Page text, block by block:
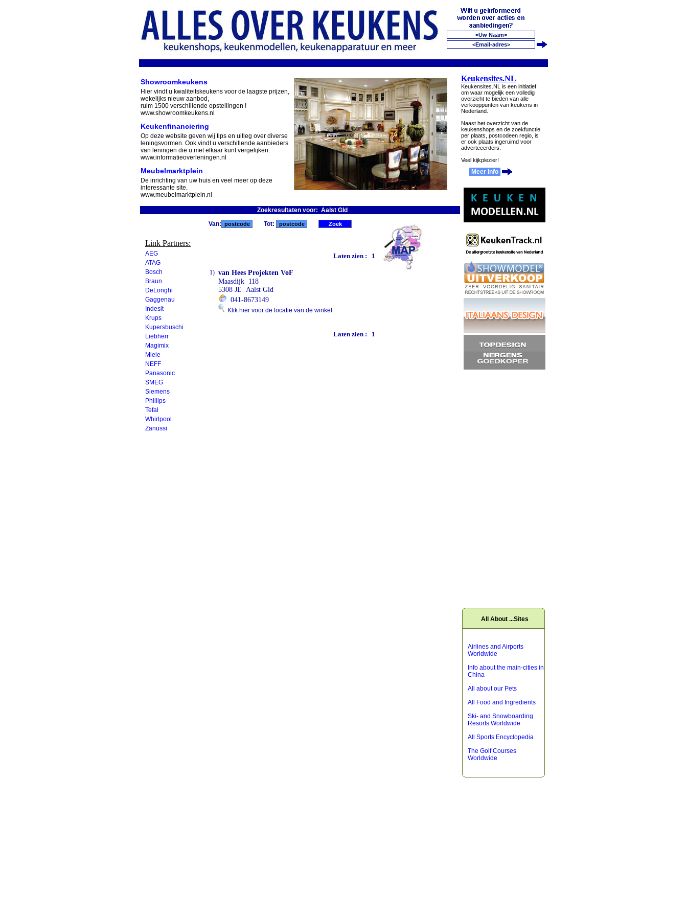
Showroomkeukens
Hier vindt u kwaliteitskeukens voor de laagste prijzen,
wekelijks nieuw aanbod,
ruim 1500 verschillende opstellingen !
www.showroomkeukens.nl
Keukenfinanciering
Op deze website geven wij tips en uitleg over diverse
leningsvormen. Ook vindt u verschillende aanbieders
van leningen die u met elkaar kunt vergelijken.
www.informatieoverleningen.nl
Meubelmarktplein
De inrichting van uw huis en veel meer op deze
interessante site.
www.meubelmarktplein.nl
Zoekresultaten voor: Aalst Gld
Link Partners:
AEG
ATAG
Bosch
Braun
DeLonghi
Gaggenau
Indesit
Krups
Kupersbuschi
Liebherr
Magimix
Miele
NEFF
Panasonic
SMEG
Siemens
Phillips
Tefal
Whirlpool
Zanussi
Van: Tot:
Laten zien : 1
1) van Hees Projekten VoF
Maasdijk 118
5308 JE Aalst Gld
041-8673149
Klik hier voor de locatie van de winkel
Laten zien : 1
Keukensites.NL
Keukensites.NL is een initiatief
om waar mogelijk een volledig
overzicht te bieden van alle
verkooppunten van keukens in
Nederland.
Naast het overzicht van de
keukenshops en de zoekfunctie
per plaats, postcodeen regio, is
er ook plaats ingeruimd voor
adverteeerders.
Veel kijkplezier!
Meer Info
All About ...Sites
Airlines and Airports
Worldwide
Info about the main-cities in
China
All about our Pets
All Food and Ingredients
Ski- and Snowboarding
Resorts Worldwide
All Sports Encyclopedia
The Golf Courses
Worldwide